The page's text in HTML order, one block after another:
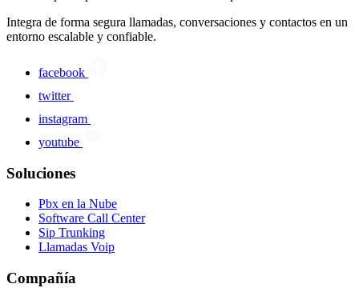
Integra de forma segura llamadas, conversaciones y contactos en un
entorno escalable y confiable.
facebook
twitter
instagram
youtube
Soluciones
Pbx en la Nube
Software Call Center
Sip Trunking
Llamadas Voip
Compañía